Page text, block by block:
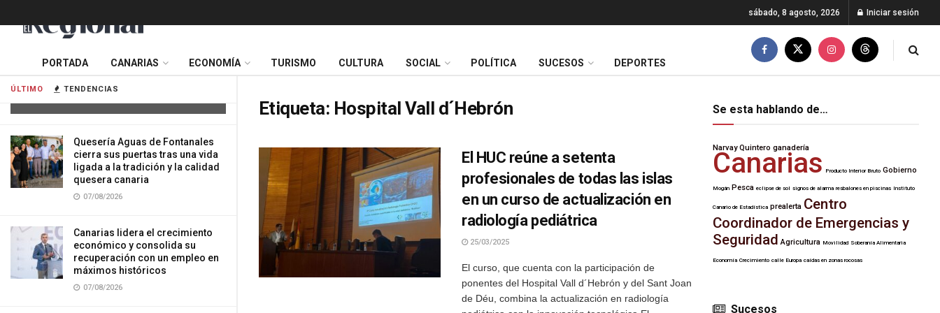
ÚLTIMO TENDENCIAS
impactar su vehículo contra una
Quesería Aguas de Fontanales
cierra sus puertas tras una vida
ligada a la tradición y la calidad
quesera canaria
07/08/2026
Canarias lidera el crecimiento
económico y consolida su
recuperación con un empleo en
máximos históricos
07/08/2026
sábado, 8 agosto, 2026 Iniciar sesión
PORTADA CANARIAS ECONOMÍA TURISMO CULTURA SOCIAL POLÍTICA SUCESOS DEPORTES
Etiqueta: Hospital Vall d´Hebrón
El HUC reúne a setenta
profesionales de todas las islas
en un curso de actualización en
radiología pediátrica
25/03/2025
El curso, que cuenta con la participación de
ponentes del Hospital Vall d´Hebrón y del Sant Joan
de Déu, combina la actualización en radiología
Se esta hablando de…
Narvay Quintero ganadería
Canarias Producto Interior Bruto Gobierno
Mogán Pesca eclipse de sol signos de alarma resbalones en piscinas Instituto
Canario de Estadística prealerta Centro
Coordinador de Emergencias y
Seguridad Agricultura Movilidad Soberanía Alimentaria
Economía Crecimiento calle Europa caídas en zonas rocosas
Sucesos